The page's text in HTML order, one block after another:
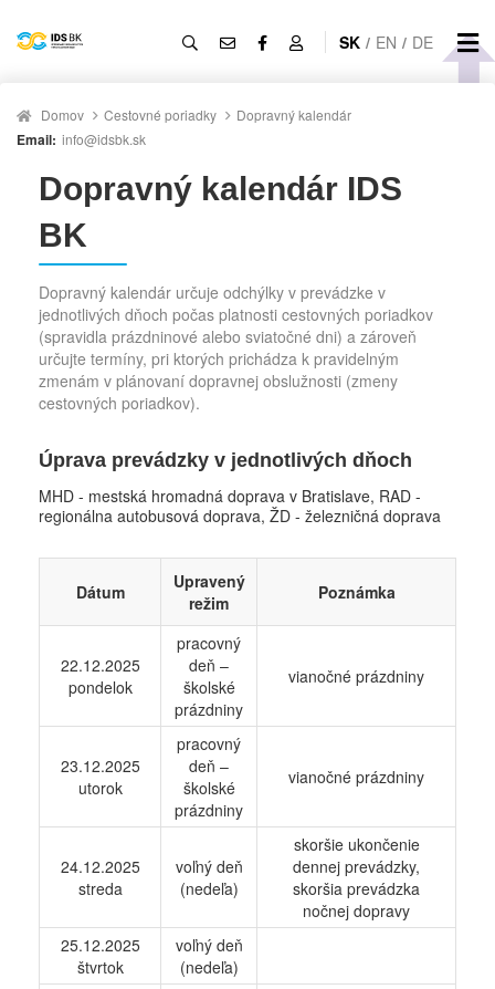
SK / EN / DE
Domov Cestovné poriadky Dopravný kalendár
Email: info@idsbk.sk
Dopravný kalendár IDS
BK
Dopravný kalendár určuje odchýlky v prevádzke v
jednotlivých dňoch počas platnosti cestovných poriadkov
(spravidla prázdninové alebo sviatočné dni) a zároveň
určujte termíny, pri ktorých prichádza k pravidelným
zmenám v plánovaní dopravnej obslužnosti (zmeny
cestovných poriadkov).
Úprava prevádzky v jednotlivých dňoch
MHD - mestská hromadná doprava v Bratislave, RAD -
regionálna autobusová doprava, ŽD - železničná doprava
Dátum
Upravený
režim
Poznámka
22.12.2025
pondelok
pracovný
deň –
školské
prázdniny
vianočné prázdniny
23.12.2025
utorok
pracovný
deň –
školské
prázdniny
vianočné prázdniny
24.12.2025
streda
voľný deň
(nedeľa)
skoršie ukončenie
dennej prevádzky,
skoršia prevádzka
nočnej dopravy
25.12.2025
štvrtok
voľný deň
(nedeľa)